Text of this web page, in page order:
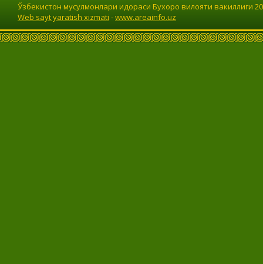
Ўзбекистон мусулмонлари идораси Бухоро вилояти вакиллиги
Web sayt yaratish xizmati -www.areainfo.uz